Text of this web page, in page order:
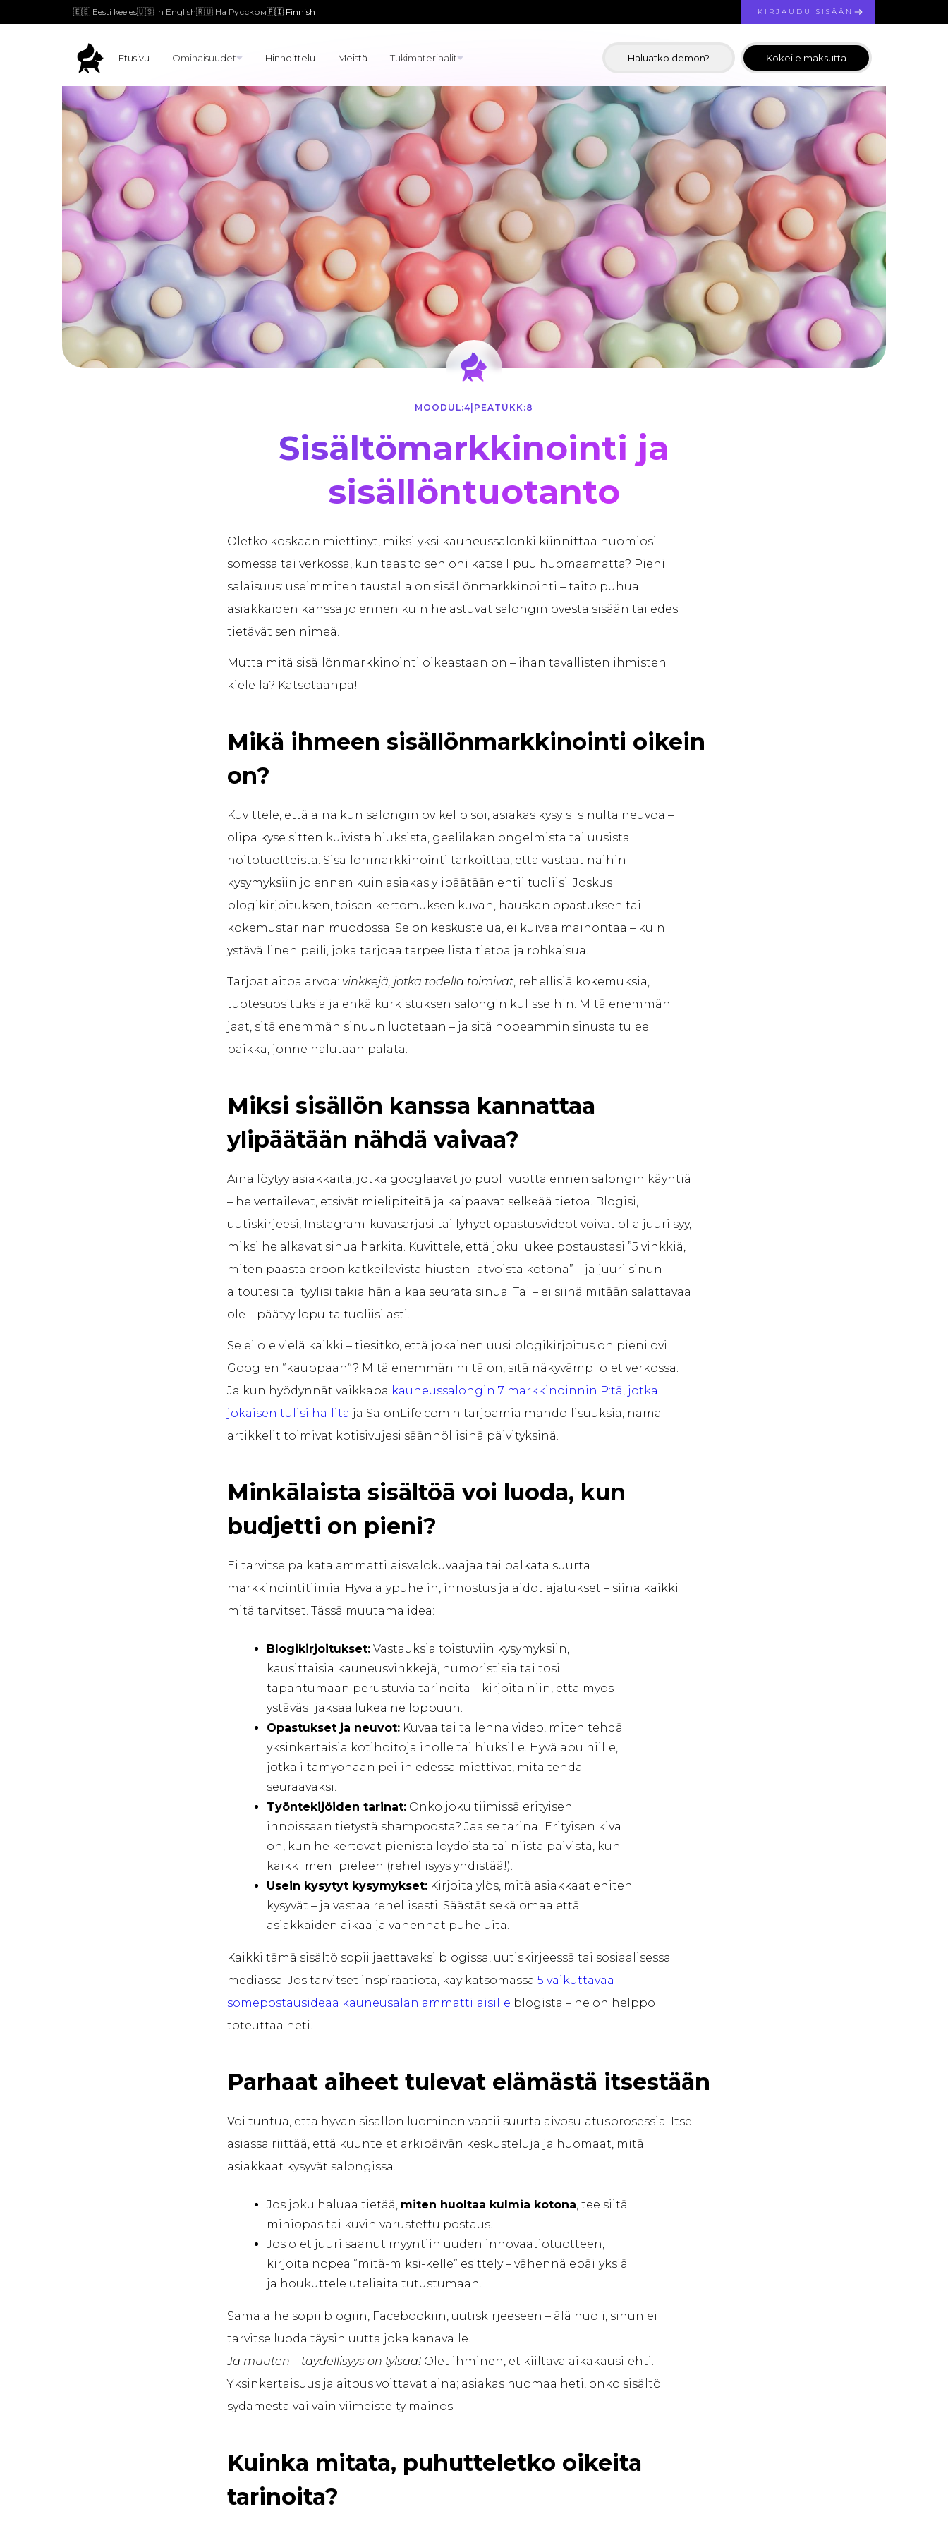
🇪🇪 Eesti keeles🇺🇸 In English🇷🇺 На Русском🇫🇮 Finnish KIRJAUDU SISÄÄN
Etusivu Ominaisuudet Hinnoittelu Meistä Tukimateriaalit Haluatko demon? Kokeile maksutta
MOODUL:4 PEATÜKK:8
Sisältömarkkinointi ja
sisällöntuotanto
Oletko koskaan miettinyt, miksi yksi kauneussalonki kiinnittää huomiosi
somessa tai verkossa, kun taas toisen ohi katse lipuu huomaamatta? Pieni
salaisuus: useimmiten taustalla on sisällönmarkkinointi – taito puhua
asiakkaiden kanssa jo ennen kuin he astuvat salongin ovesta sisään tai edes
tietävät sen nimeä.
Mutta mitä sisällönmarkkinointi oikeastaan on – ihan tavallisten ihmisten
kielellä? Katsotaanpa!
Mikä ihmeen sisällönmarkkinointi oikein
on?
Kuvittele, että aina kun salongin ovikello soi, asiakas kysyisi sinulta neuvoa –
olipa kyse sitten kuivista hiuksista, geelilakan ongelmista tai uusista
hoitotuotteista. Sisällönmarkkinointi tarkoittaa, että vastaat näihin
kysymyksiin jo ennen kuin asiakas ylipäätään ehtii tuoliisi. Joskus
blogikirjoituksen, toisen kertomuksen kuvan, hauskan opastuksen tai
kokemustarinan muodossa. Se on keskustelua, ei kuivaa mainontaa – kuin
ystävällinen peili, joka tarjoaa tarpeellista tietoa ja rohkaisua.
Tarjoat aitoa arvoa: vinkkejä, jotka todella toimivat, rehellisiä kokemuksia,
tuotesuosituksia ja ehkä kurkistuksen salongin kulisseihin. Mitä enemmän
jaat, sitä enemmän sinuun luotetaan – ja sitä nopeammin sinusta tulee
paikka, jonne halutaan palata.
Miksi sisällön kanssa kannattaa
ylipäätään nähdä vaivaa?
Aina löytyy asiakkaita, jotka googlaavat jo puoli vuotta ennen salongin käyntiä
– he vertailevat, etsivät mielipiteitä ja kaipaavat selkeää tietoa. Blogisi,
uutiskirjeesi, Instagram-kuvasarjasi tai lyhyet opastusvideot voivat olla juuri syy,
miksi he alkavat sinua harkita. Kuvittele, että joku lukee postaustasi ”5 vinkkiä,
miten päästä eroon katkeilevista hiusten latvoista kotona” – ja juuri sinun
aitoutesi tai tyylisi takia hän alkaa seurata sinua. Tai – ei siinä mitään salattavaa
ole – päätyy lopulta tuoliisi asti.
Se ei ole vielä kaikki – tiesitkö, että jokainen uusi blogikirjoitus on pieni ovi
Googlen ”kauppaan”? Mitä enemmän niitä on, sitä näkyvämpi olet verkossa.
Ja kun hyödynnät vaikkapa kauneussalongin 7 markkinoinnin P:tä, jotka
jokaisen tulisi hallita ja SalonLife.com:n tarjoamia mahdollisuuksia, nämä
artikkelit toimivat kotisivujesi säännöllisinä päivityksinä.
Minkälaista sisältöä voi luoda, kun
budjetti on pieni?
Ei tarvitse palkata ammattilaisvalokuvaajaa tai palkata suurta
markkinointitiimiä. Hyvä älypuhelin, innostus ja aidot ajatukset – siinä kaikki
mitä tarvitset. Tässä muutama idea:
Blogikirjoitukset: Vastauksia toistuviin kysymyksiin,
kausittaisia kauneusvinkkejä, humoristisia tai tosi
tapahtumaan perustuvia tarinoita – kirjoita niin, että myös
ystäväsi jaksaa lukea ne loppuun.
Opastukset ja neuvot: Kuvaa tai tallenna video, miten tehdä
yksinkertaisia kotihoitoja iholle tai hiuksille. Hyvä apu niille,
jotka iltamyöhään peilin edessä miettivät, mitä tehdä
seuraavaksi.
Työntekijöiden tarinat: Onko joku tiimissä erityisen
innoissaan tietystä shampoosta? Jaa se tarina! Erityisen kiva
on, kun he kertovat pienistä löydöistä tai niistä päivistä, kun
kaikki meni pieleen (rehellisyys yhdistää!).
Usein kysytyt kysymykset: Kirjoita ylös, mitä asiakkaat eniten
kysyvät – ja vastaa rehellisesti. Säästät sekä omaa että
asiakkaiden aikaa ja vähennät puheluita.
Kaikki tämä sisältö sopii jaettavaksi blogissa, uutiskirjeessä tai sosiaalisessa
mediassa. Jos tarvitset inspiraatiota, käy katsomassa 5 vaikuttavaa
somepostausideaa kauneusalan ammattilaisille blogista – ne on helppo
toteuttaa heti.
Parhaat aiheet tulevat elämästä itsestään
Voi tuntua, että hyvän sisällön luominen vaatii suurta aivosulatusprosessia. Itse
asiassa riittää, että kuuntelet arkipäivän keskusteluja ja huomaat, mitä
asiakkaat kysyvät salongissa.
Jos joku haluaa tietää, miten huoltaa kulmia kotona, tee siitä
miniopas tai kuvin varustettu postaus.
Jos olet juuri saanut myyntiin uuden innovaatiotuotteen,
kirjoita nopea ”mitä-miksi-kelle” esittely – vähennä epäilyksiä
ja houkuttele uteliaita tutustumaan.
Sama aihe sopii blogiin, Facebookiin, uutiskirjeeseen – älä huoli, sinun ei
tarvitse luoda täysin uutta joka kanavalle!
Ja muuten – täydellisyys on tylsää! Olet ihminen, et kiiltävä aikakausilehti.
Yksinkertaisuus ja aitous voittavat aina; asiakas huomaa heti, onko sisältö
sydämestä vai vain viimeistelty mainos.
Kuinka mitata, puhutteletko oikeita
tarinoita?